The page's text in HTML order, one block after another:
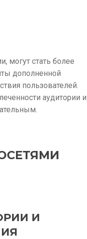
могут стать более
дополненной
пользователей.
аудитории и
И